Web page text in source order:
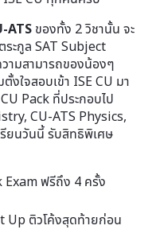
ATS ของทั้ง 2 วิชานั้น จะ
ะกูล SAT Subject
ามสามารถของน้องๆ
ใจสอบเข้า ISE CU มา
Pack ที่ประกอบไป
CU-ATS Physics,
ยนวันนี้ รับสิทธิพิเศษ
Exam ฟรีถึง 4 ครั้ง
Up ติวโค้งสุดท้ายก่อน